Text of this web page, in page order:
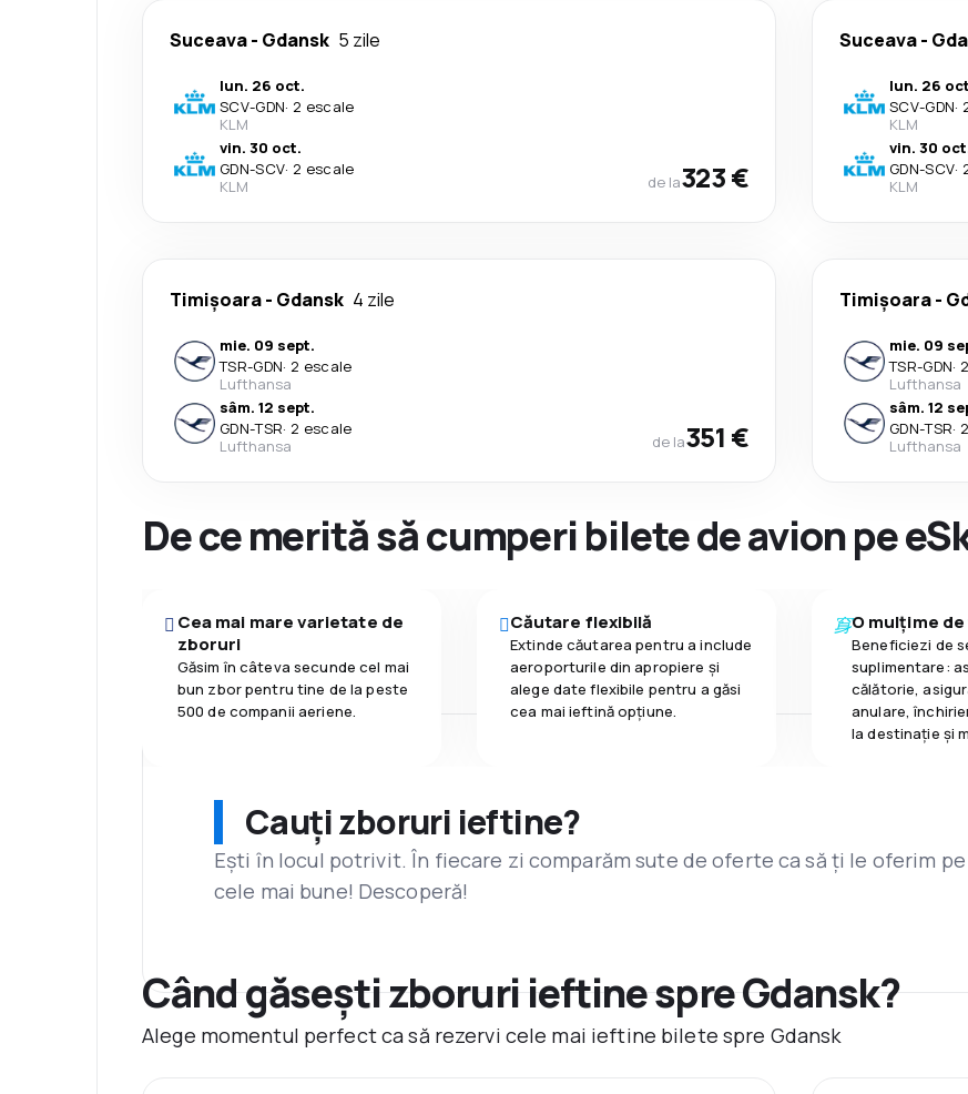
Suceava- Gdansk 5 zile
lun. 26 oct.
SCV-GDN· 2 escale
KLM
vin. 30 oct.
GDN-SCV· 2 escale
KLM
de la323 €
Suceava-
lun. 26
SCV-GDN·
KLM
vin. 30
GDN-SCV·
KLM
Timișoara- Gdansk 4 zile
mie. 09 sept.
TSR-GDN· 2 escale
Lufthansa
sâm. 12 sept.
GDN-TSR· 2 escale
Lufthansa
de la351 €
Timișoara-
mie. 09
TSR-GDN·
Lufthansa
sâm. 12
GDN-TSR·
Lufthansa
De ce merită să cumperi bilete de avion pe
Cea mai mare varietate de
zboruri
Găsim în câteva secunde cel mai
bun zbor pentru tine de la peste
500 de companii aeriene.
Căutare flexibilă
Extinde căutarea pentru a include
aeroporturile din apropiere și
alege date flexibile pentru a găsi
cea mai ieftină opțiune.
O mulțime
Beneficiezi de
suplimentare:
călătorie,
anulare,
la destinaţie și
Cauți zboruri ieftine?
Ești în locul potrivit. În fiecare zi comparăm sute de oferte ca să ți le oferim pe
cele mai bune! Descoperă!
Când găsești zboruri ieftine spre Gdansk?
Alege momentul perfect ca să rezervi cele mai ieftine bilete spre Gdansk